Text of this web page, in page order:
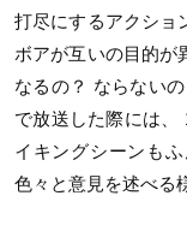
打尽にするアクショ
ボアが互いの目的が
なるの？ ならない
で放送した際には、
イキングシーンも
色々と意見を述べる